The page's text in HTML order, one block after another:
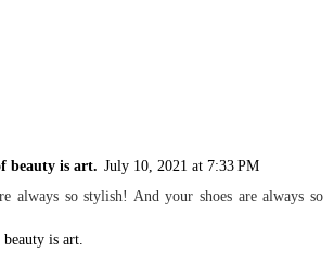
beauty is art. July 10, 2021 at 7:33 PM
always so stylish! And your shoes are always so
is art.